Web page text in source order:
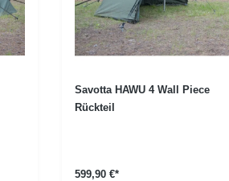
Savotta HAWU 4 Wall Piece
Rückteil
599,90 €*